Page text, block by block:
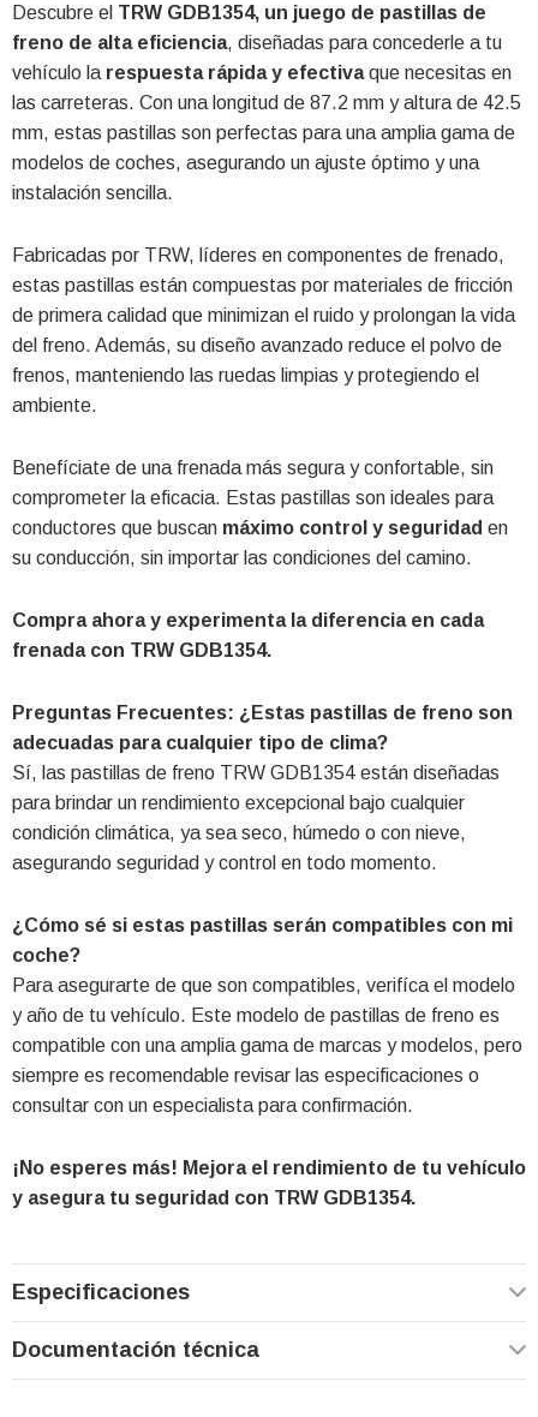
Descubre el TRW GDB1354, un juego de pastillas de
freno de alta eficiencia, diseñadas para concederle a tu
vehículo la respuesta rápida y efectivaque necesitas en
las carreteras. Con una longitud de 87.2 mm y altura de 42.5
mm, estas pastillas son perfectas para una amplia gama de
modelos de coches, asegurando un ajuste óptimo y una
instalación sencilla.
Fabricadas por TRW, líderes en componentes de frenado,
estas pastillas están compuestas por materiales de fricción
de primera calidad que minimizan el ruido y prolongan la vida
del freno. Además, su diseño avanzado reduce el polvo de
frenos, manteniendo las ruedas limpias y protegiendo el
ambiente.
Benefíciate de una frenada más segura y confortable, sin
comprometer la eficacia. Estas pastillas son ideales para
conductores que buscan máximo control y seguridad en
su conducción, sin importar las condiciones del camino.
Compra ahora y experimenta la diferencia en cada
frenada con TRW GDB1354.
Preguntas Frecuentes: ¿Estas pastillas de freno son
adecuadas para cualquier tipo de clima?
Sí, las pastillas de freno TRW GDB1354 están diseñadas
para brindar un rendimiento excepcional bajo cualquier
condición climática, ya sea seco, húmedo o con nieve,
asegurando seguridad y control en todo momento.
¿Cómo sé si estas pastillas serán compatibles con mi
coche?
Para asegurarte de que son compatibles, verifíca el modelo
y año de tu vehículo. Este modelo de pastillas de freno es
compatible con una amplia gama de marcas y modelos, pero
siempre es recomendable revisar las especificaciones o
consultar con un especialista para confirmación.
¡No esperes más! Mejora el rendimiento de tu vehículo
y asegura tu seguridad con TRW GDB1354.
Especificaciones
Documentación técnica